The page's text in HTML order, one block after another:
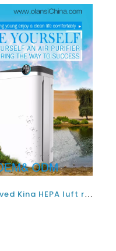
Kendte Fordele og ulemper ved Kina HEPA luft renseanlæg